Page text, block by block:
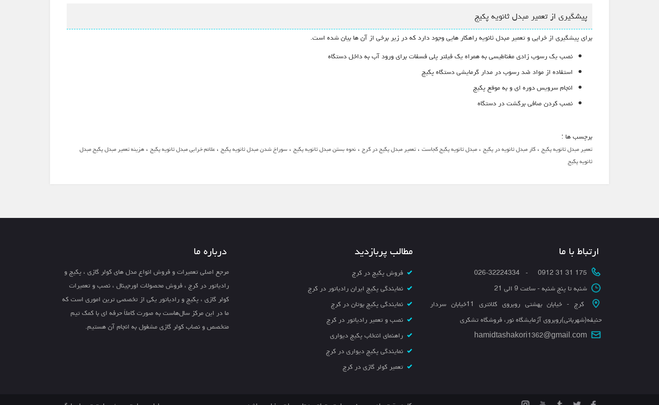
پیشگیری از تعمیر مبدل ثانویه پکیج
برای پیشگیری از خرابی و تعمیر مبدل ثانویه راهکار هایی وجود دارد که در زیر برخی از آن ها بیان شده است.
نصب یک رسوب زادی مغناطیسی به همراه یک فیلتر پلی فسفات برای ورود آب به داخل دستگاه
استفاده از مواد ضد رسوب در مدار گرمایشی دستگاه پکیج
انجام سرویس دوره ای و به موقع پکیج
نصب کردن صافی برگشت در دستگاه
برچسب ها :
تعمیر مبدل ثانویه پکیج ،کار مبدل ثانویه در پکیج ،مبدل ثانویه پکیج کجاست ،تعمیر مبدل پکیج در کرج ،نحوه بستن مبدل ثانویه پکیج ،سوراخ شدن مبدل ثانویه پکیج ،علائم خرابی مبدل ثانویه پکیج ،هزینه تعمیر مبدل پکیج مبدل
ثانویه پکیج
ارتباط با ما
175 31 31 0912 - 026-32224334
شنبه تا پنج شنبه - ساعت 9 الی 21
کرج - خیابان بهشتی روبروی کلانتری 11خیابان سردار
حنیفه(شهربانی)روبروی آزمایشگاه نور، فروشگاه تشکری
hamidtashakori1362@gmail.com
مطالب پربازدید
فروش پکیج در کرج
نمایندگی پکیج ایران رادیاتور در کرج
نمایندگی پکیج بوتان در کرج
نصب و تعمیر رادیاتور در کرج
راهنمای انتخاب پکیج دیواری
نمایندگی پکیج دیواری در کرج
تعمیر کولر گازی در کرج
درباره ما
مرجع اصلی تعمیرات و فروش انواع مدل های کولر گازی ، پکیج و
رادیاتور در کرج ، فروش محصولات اورجینال ، نصب و تعمیرات
کولر گازی ، پکیج و رادیاتور یکی از تخصصی ترین اموری است که
ما در این مرکز سال‌هاست به صورت کاملاً حرفه ای با کمک تیم
متخصص و نصاب کولر گازی مشغول به انجام آن هستیم.